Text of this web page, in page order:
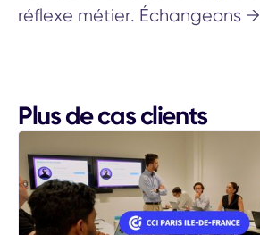
réflexe métier. Échangeons →
Plus de cas clients